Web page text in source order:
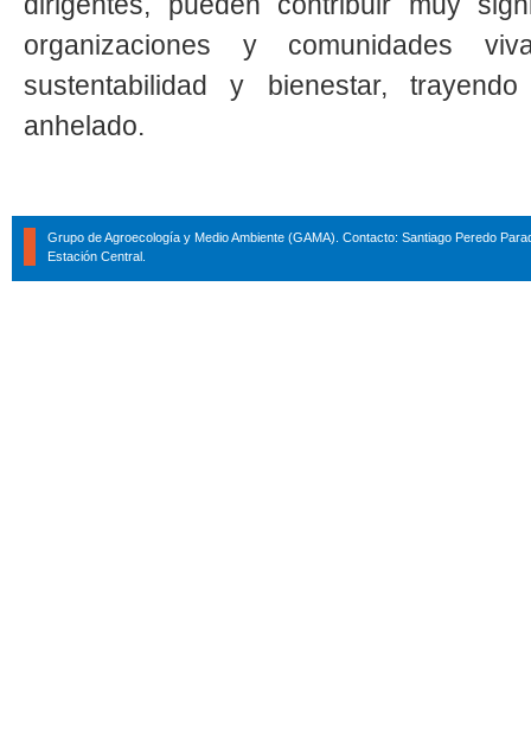
organizaciones y comunidades
sustentabilidad y bienestar,
anhelado.
Grupo de Agroecología y Medio Ambiente (GAMA). Contacto: Santiago Peredo
Estación Central.